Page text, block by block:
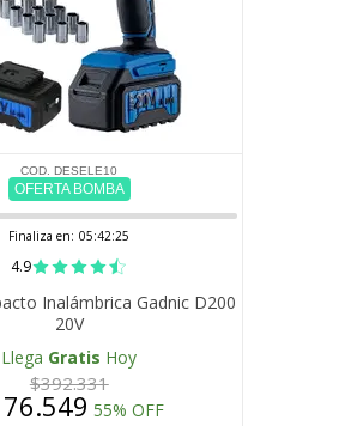
COD. DESELE10
OFERTA BOMBA
Finaliza en: 05:42:25
4.9
Inalámbrica Gadnic D200
20V
Llega Gratis Hoy
$392.331
55% OFF